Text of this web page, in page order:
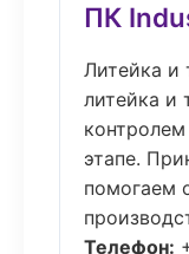
ПК
Литейка и
литейка и
этапе.
помогаем
Телефон: